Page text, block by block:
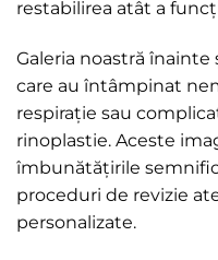
restabilirea atât a
Galeria noastră
care au întâmpinat
respirație sau
rinoplastie. Aceste
îmbunătățirile
proceduri de revizie
personalizate.